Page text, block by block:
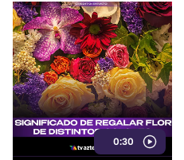
0:30